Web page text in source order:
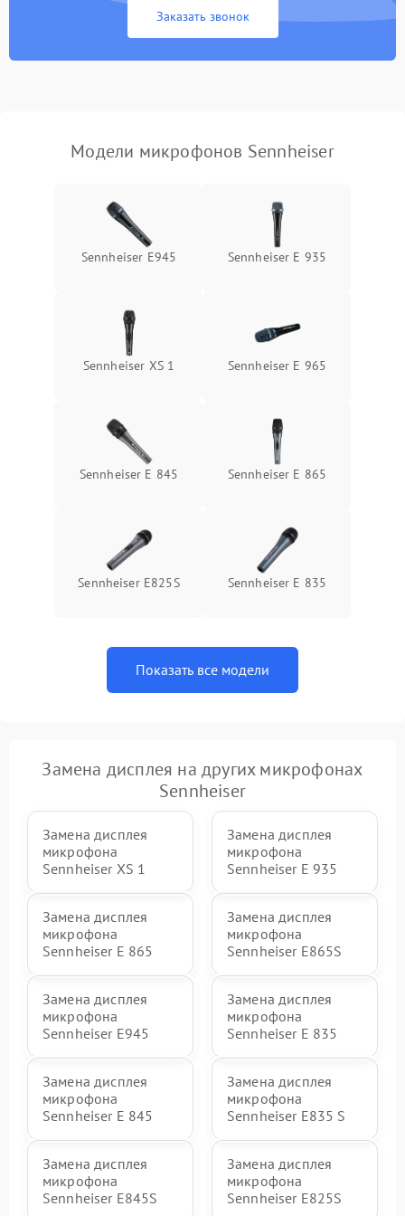
Неисправность модуля
беспроводных
микрофонов)
Заказать звонок
Модели микрофонов Sennheiser
Sennheiser E945 Sennheiser E 935
Sennheiser XS 1 Sennheiser E 965
Sennheiser E 845 Sennheiser E 865
Sennheiser E825S Sennheiser E 835
Показать все модели
Замена дисплея на других микрофонах
Sennheiser
Замена дисплея
микрофона
Sennheiser XS 1
Замена дисплея
микрофона
Sennheiser E 935
Замена дисплея
микрофона
Sennheiser E 865
Замена дисплея
микрофона
Sennheiser E865S
Замена дисплея
микрофона
Sennheiser E945
Замена дисплея
микрофона
Sennheiser E 835
Замена дисплея
микрофона
Sennheiser E 845
Замена дисплея
микрофона
Sennheiser E835 S
Замена дисплея
микрофона
Sennheiser E845S
Замена дисплея
микрофона
Sennheiser E825S